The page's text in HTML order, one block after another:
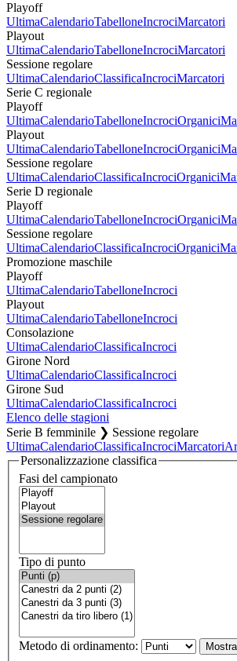
Playoff
UltimaCalendarioTabelloneIncrociMarcatori
Playout
UltimaCalendarioTabelloneIncrociMarcatori
Sessione regolare
UltimaCalendarioClassificaIncrociMarcatori
Serie C regionale
Playoff
UltimaCalendarioTabelloneIncrociOrganici
Playout
UltimaCalendarioTabelloneIncrociOrganici
Sessione regolare
UltimaCalendarioClassificaIncrociOrganici
Serie D regionale
Playoff
UltimaCalendarioTabelloneIncrociOrganici
Sessione regolare
UltimaCalendarioClassificaIncrociOrganici
Promozione maschile
Playoff
UltimaCalendarioTabelloneIncroci
Playout
UltimaCalendarioTabelloneIncroci
Consolazione
UltimaCalendarioClassificaIncroci
Girone Nord
UltimaCalendarioClassificaIncroci
Girone Sud
UltimaCalendarioClassificaIncroci
Elenco delle stagioni
Serie B femminile ❯ Sessione regolare
UltimaCalendarioClassificaIncrociMarcatori
Personalizzazione classifica
Fasi del campionato
Tipo di punto
Metodo di ordinamento: